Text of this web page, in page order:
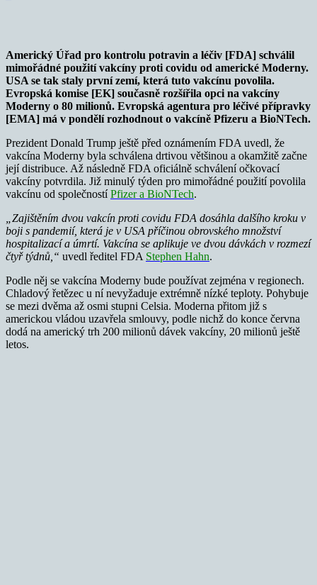
Americký Úřad pro kontrolu potravin a léčiv [FDA] schválil
mimořádné použití vakcíny proti covidu od americké Moderny.
USA se tak staly první zemí, která tuto vakcínu povolila.
Evropská komise [EK] současně rozšířila opci na vakcíny
Moderny o 80 milionů. Evropská agentura pro léčivé přípravky
[EMA] má v pondělí rozhodnout o vakcíně Pfizeru a BioNTech.
Prezident Donald Trump ještě před oznámením FDA uvedl, že
vakcína Moderny byla schválena drtivou většinou a okamžitě začne
její distribuce. Až následně FDA oficiálně schválení očkovací
vakcíny potvrdila. Již minulý týden pro mimořádné použití povolila
vakcínu od společnostíPfizer a BioNTech.
„Zajištěním dvou vakcín proti covidu FDA dosáhla dalšího kroku v
boji s pandemií, která je v USA příčinou obrovského množství
hospitalizací a úmrtí. Vakcína se aplikuje ve dvou dávkách v rozmezí
čtyř týdnů,“ uvedl ředitel FDA Stephen Hahn.
Podle něj se vakcína Moderny bude používat zejména v regionech.
Chladový řetězec u ní nevyžaduje extrémně nízké teploty. Pohybuje
se mezi dvěma až osmi stupni Celsia. Moderna přitom již s
americkou vládou uzavřela smlouvy, podle nichž do konce června
dodá na americký trh 200 milionů dávek vakcíny, 20 milionů ještě
letos.